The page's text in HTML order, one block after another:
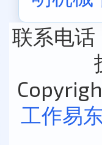
联系电话
工作易